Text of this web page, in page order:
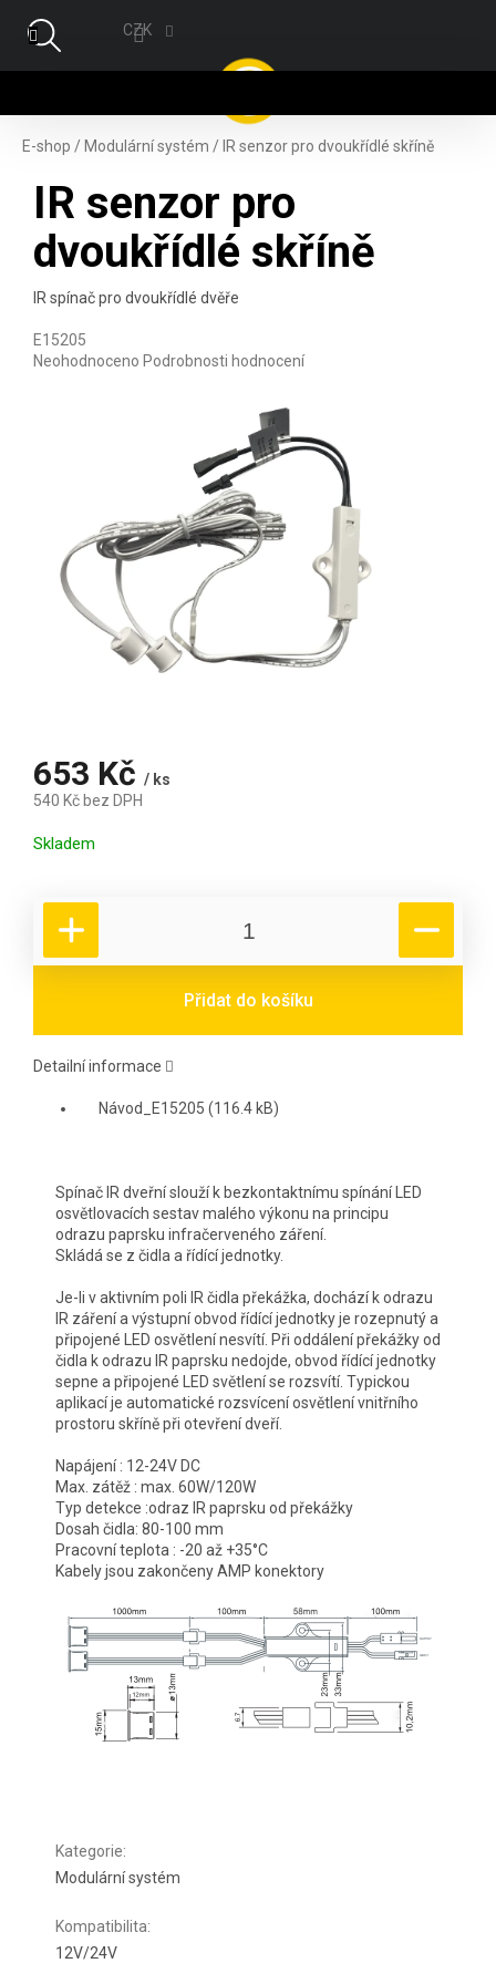
CZK
E-shop / Modulární systém / IR senzor pro dvoukřídlé skříně
IR senzor pro
dvoukřídlé skříně
IR spínač pro dvoukřídlé dvěře
E15205
Průměrné hodnocení produktu je 0,0 z 5 hvězdiček.
Neohodnoceno Podrobnosti hodnocení
653 Kč / ks
540 Kč bez DPH
Skladem
Přidat do košíku
Detailní informace
Návod_E15205 (116.4 kB)
Spínač IR dveřní slouží k bezkontaktnímu spínání LED
osvětlovacích sestav malého výkonu na principu
odrazu paprsku infračerveného záření.
Skládá se z čidla a řídící jednotky.
Je-li v aktivním poli IR čidla překážka, dochází k odrazu
IR záření a výstupní obvod řídící jednotky je rozepnutý a
připojené LED osvětlení nesvítí. Při oddálení překážky od
čidla k odrazu IR paprsku nedojde, obvod řídící jednotky
sepne a připojené LED světlení se rozsvítí. Typickou
aplikací je automatické rozsvícení osvětlení vnitřního
prostoru skříně při otevření dveří.
Napájení : 12-24V DC
Max. zátěž : max. 60W/120W
Typ detekce :odraz IR paprsku od překážky
Dosah čidla: 80-100 mm
Pracovní teplota : -20 až +35°C
Kabely jsou zakončeny AMP konektory
Kategorie:
Modulární systém
Kompatibilita:
12V/24V